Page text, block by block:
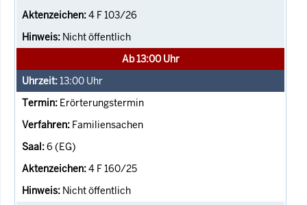
4 F 103/26
Nicht öffentlich
Ab 13:00 Uhr
13:00 Uhr
Erörterungstermin
Familiensachen
6 (EG)
4 F 160/25
Nicht öffentlich